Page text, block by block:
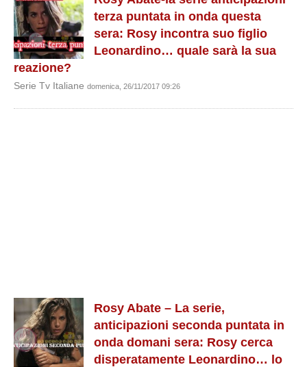
terza puntata in onda questa
sera: Rosy incontra suo figlio
Leonardino… quale sarà la sua
reazione?
Serie Tv Italiane domenica, 26/11/2017 09:26
Rosy Abate – La serie,
anticipazioni seconda puntata in
onda domani sera: Rosy cerca
disperatamente Leonardino… lo